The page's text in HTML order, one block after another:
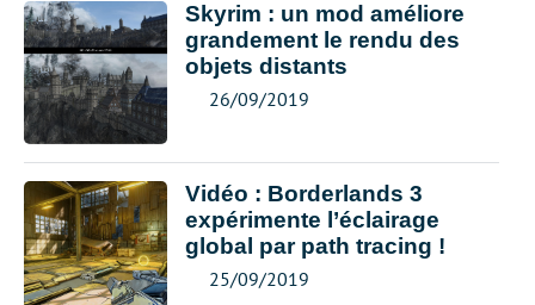
Skyrim : un mod améliore
grandement le rendu des
objets distants
26/09/2019
Vidéo : Borderlands 3
expérimente l’éclairage
global par path tracing !
25/09/2019